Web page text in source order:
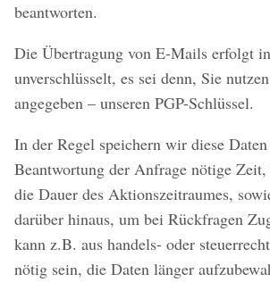
beantworten.
Die Übertragung von E-Mails erfolgt
unverschlüsselt, es sei denn, Sie
angegeben – unseren PGP-Schlüssel.
In der Regel speichern wir diese
Beantwortung der Anfrage nötige
die Dauer des Aktionszeitraumes,
darüber hinaus, um bei Rückfragen
kann z.B. aus handels- oder
nötig sein, die Daten länger